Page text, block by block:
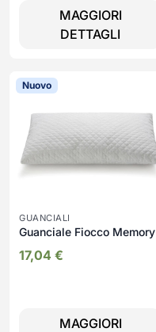
MAGGIORI
DETTAGLI
Nuovo
GUANCIALI
Guanciale Fiocco Memory
17,04 €
MAGGIORI